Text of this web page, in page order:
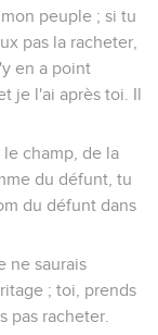
peuple ; si tu
pas la racheter,
en a point
je l'ai après toi. Il
champ, de la
du défunt, tu
du défunt dans
ne saurais
; toi, prends
pas racheter.